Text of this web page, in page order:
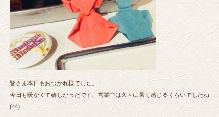
皆さま本日もおつかれ様でした。
今日も暖かくて嬉しかったです、営業中は久々に暑く感じるぐらいでしたね
(^^)